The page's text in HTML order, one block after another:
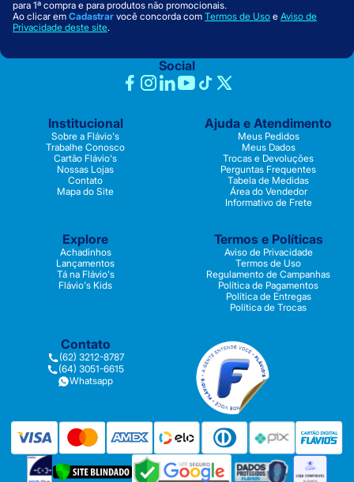
para 1ª compra e para produtos não promocionais.
Ao clicar em Cadastrar você concorda com Termos de Uso e Aviso de
Privacidade deste site.
Social
Institucional
Sobre a Flávio's
Trabalhe Conosco
Cartão Flávio's
Nossas Lojas
Contato
Mapa do Site
Ajuda e Atendimento
Meus Pedidos
Meus Dados
Trocas e Devoluções
Perguntas Frequentes
Tabela de Medidas
Área do Vendedor
Informativo de Frete
Explore
Achadinhos
Lançamentos
Tá na Flávio's
Flávio's Kids
Termos e Políticas
Aviso de Privacidade
Termos de Uso
Regulamento de Campanhas
Política de Pagamentos
Política de Entregas
Política de Trocas
Contato
(62) 3212-8787
(64) 3051-6615
Whatsapp